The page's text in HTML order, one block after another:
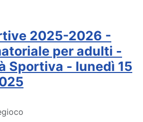
2025-2026 -
per adulti -
Sportiva - lunedì 15